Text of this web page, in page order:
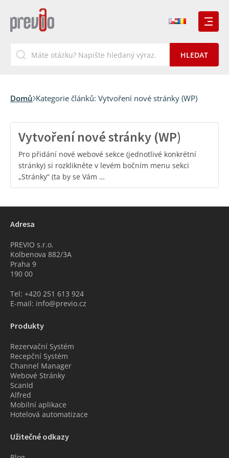
Domů Kategorie článků: Vytvoření nové stránky (WP)
Vytvoření nové stránky (WP)
Pro přidání nové webové sekce (jednotlivé konkrétní
stránky) si rozklikněte v levém bočním menu sekci
„Stránky“ (ta by se Vám …
Adresa
PREVIO s.r.o.
Kolbenova 882/3A
Praha 9
190 00
Tel: +420 251 613 924
E-mail: info@previo.cz
Produkty
Rezervační Systém
Recepční Systém
Channel Manager
Webové Stránky
ScanId
Alfred
Mobilní aplikace
Hotelová automatizace
Užitečné odkazy